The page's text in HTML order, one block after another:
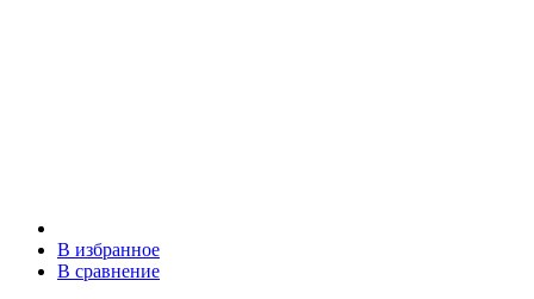
В избранное
В сравнение